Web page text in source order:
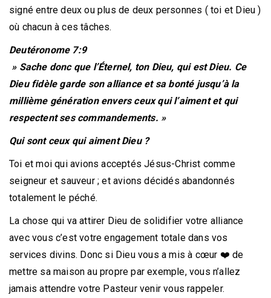
signé entre deux ou plus de deux personnes ( toi et Dieu )
où chacun à ces tâches.
Deutéronome 7:9
» Sache donc que l’Éternel, ton Dieu, qui est Dieu. Ce
Dieu fidèle garde son alliance et sa bonté jusqu’à la
millième génération envers ceux qui l’aiment et qui
respectent ses commandements. »
Qui sont ceux qui aiment Dieu ?
Toi et moi qui avions acceptés Jésus-Christ comme
seigneur et sauveur ; et avions décidés abandonnés
totalement le péché.
La chose qui va attirer Dieu de solidifier votre alliance
avec vous c’est votre engagement totale dans vos
services divins. Donc si Dieu vous a mis à cœur ❤️ de
mettre sa maison au propre par exemple, vous n’allez
jamais attendre votre Pasteur venir vous rappeler.